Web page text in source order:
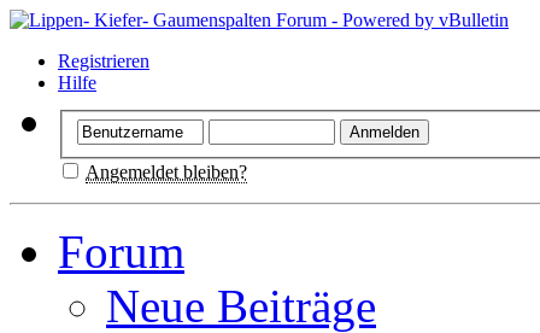
Registrieren
Hilfe
Angemeldet bleiben?
Forum
Neue Beiträge